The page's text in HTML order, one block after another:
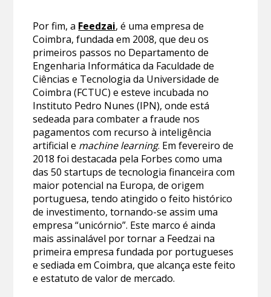
Por fim, a Feedzai, é uma empresa de
Coimbra, fundada em 2008, que deu os
primeiros passos no Departamento de
Engenharia Informática da Faculdade de
Ciências e Tecnologia da Universidade de
Coimbra (FCTUC) e esteve incubada no
Instituto Pedro Nunes (IPN), onde está
sedeada para combater a fraude nos
pagamentos com recurso à inteligência
artificial e machine learning. Em fevereiro de
2018 foi destacada pela Forbes como uma
das 50 startups de tecnologia financeira com
maior potencial na Europa, de origem
portuguesa, tendo atingido o feito histórico
de investimento, tornando-se assim uma
empresa “unicórnio”. Este marco é ainda
mais assinalável por tornar a Feedzai na
primeira empresa fundada por portugueses
e sediada em Coimbra, que alcança este feito
e estatuto de valor de mercado.